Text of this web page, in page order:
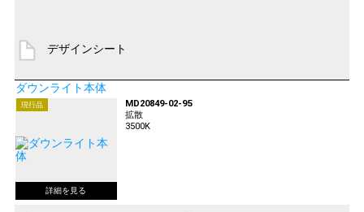
デザインシート
ダウンライト本体
現行品
MD20849-02-95
拡散
3500K